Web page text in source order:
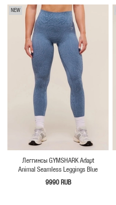
NEW
Леггинсы GYMSHARK Adapt
Animal Seamless Leggings Blue
9990 RUB